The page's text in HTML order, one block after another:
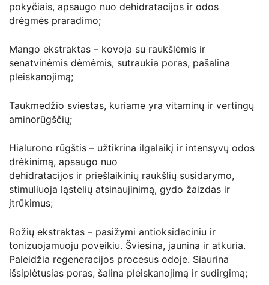
pokyčiais, apsaugo nuo dehidratacijos ir odos
drėgmės praradimo;
Mango ekstraktas – kovoja su raukšlėmis ir
senatvinėmis dėmėmis, sutraukia poras, pašalina
pleiskanojimą;
Taukmedžio sviestas, kuriame yra vitaminų ir vertingų
aminorūgščių;
Hialurono rūgštis – užtikrina ilgalaikį ir intensyvų odos
drėkinimą, apsaugo nuo
dehidratacijos ir priešlaikinių raukšlių susidarymo,
stimuliuoja ląstelių atsinaujinimą, gydo žaizdas ir
įtrūkimus;
Rožių ekstraktas – pasižymi antioksidaciniu ir
tonizuojamuoju poveikiu. Šviesina, jaunina ir atkuria.
Paleidžia regeneracijos procesus odoje. Siaurina
išsiplėtusias poras, šalina pleiskanojimą ir sudirgimą;